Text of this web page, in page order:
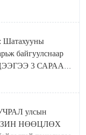
байгуулснаар
3 САРААР
улсын
НӨӨЦЛӨХ